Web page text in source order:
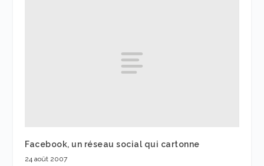
Facebook, un réseau social qui cartonne
24 août 2007